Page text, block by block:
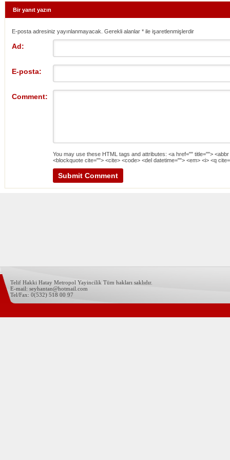
Bir yanıt yazın
E-posta adresiniz yayınlanmayacak. Gerekli alanlar * ile işaretlenmişlerdir
Ad:
E-posta:
Comment:
You may use these HTML tags and attributes: <a href="" title="">
<blockquote cite=""> <cite> <code> <del datetime=""> <em> <i> <q
Telif Hakki Hatay Metropol Yayincilik Tüm hakları saklıdır.
E-mail: seyhantan@hotmail.com
Tel/Fax: 0(532) 518 00 97